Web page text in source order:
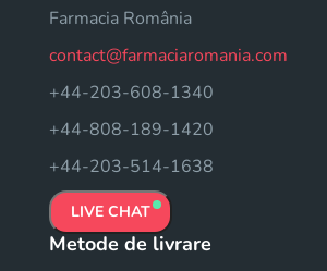
Farmacia România
contact@farmaciaromania.com
+44-203-608-1340
+44-808-189-1420
+44-203-514-1638
LIVE CHAT
Metode de livrare